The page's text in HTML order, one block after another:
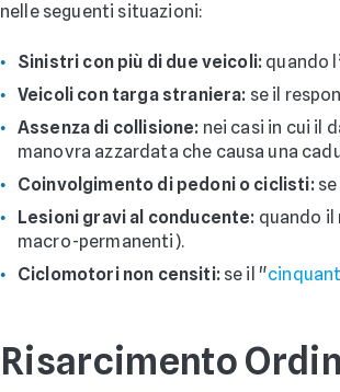
nelle seguenti situazioni:
Sinistri con più di due veicoli: quando
Veicoli con targa straniera: se il
Assenza di collisione: nei casi in cui il
manovra azzardata che causa una
Coinvolgimento di pedoni o ciclisti:se
Lesioni gravi al conducente: quando
macro-permanenti).
Ciclomotori non censiti:se il "
Risarcimento